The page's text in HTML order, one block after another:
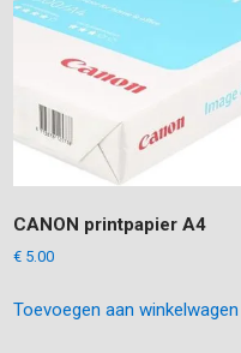
CANON printpapier A4
€ 5.00
Toevoegen aan winkelwagen